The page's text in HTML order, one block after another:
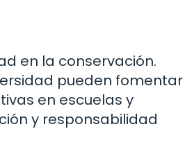
en la conservación.
pueden fomentar
en escuelas y
y responsabilidad